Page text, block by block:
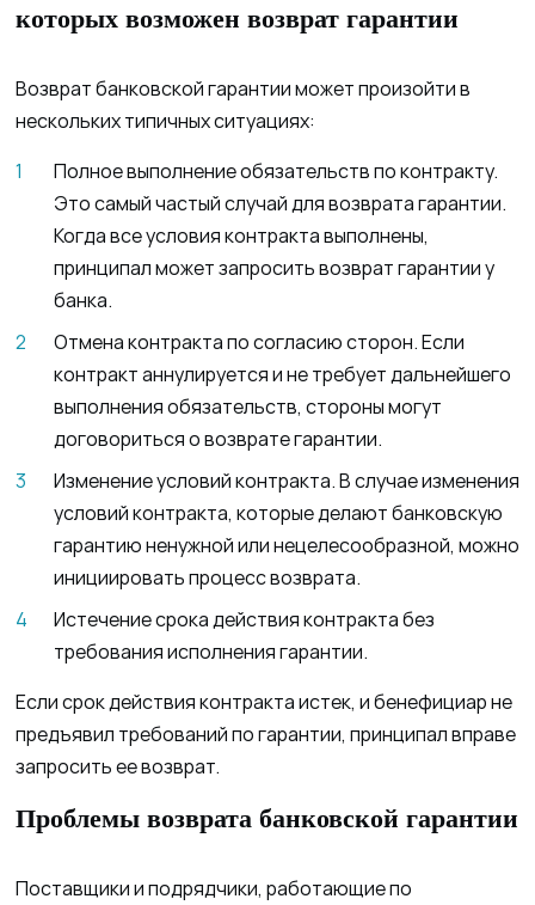
которых возможен возврат гарантии
Возврат банковской гарантии может произойти в
нескольких типичных ситуациях:
Полное выполнение обязательств по контракту.
Это самый частый случай для возврата гарантии.
Когда все условия контракта выполнены,
принципал может запросить возврат гарантии у
банка.
Отмена контракта по согласию сторон. Если
контракт аннулируется и не требует дальнейшего
выполнения обязательств, стороны могут
договориться о возврате гарантии.
Изменение условий контракта. В случае изменения
условий контракта, которые делают банковскую
гарантию ненужной или нецелесообразной, можно
инициировать процесс возврата.
Истечение срока действия контракта без
требования исполнения гарантии.
Если срок действия контракта истек, и бенефициар не
предъявил требований по гарантии, принципал вправе
запросить ее возврат.
Проблемы возврата банковской гарантии
Поставщики и подрядчики, работающие по